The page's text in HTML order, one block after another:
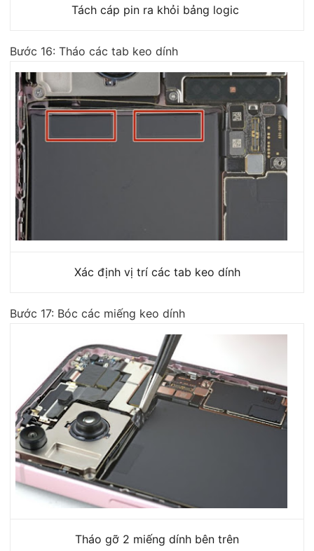
Tách cáp pin ra khỏi bảng logic
Bước 16: Tháo các tab keo dính
Xác định vị trí các tab keo dính
Bước 17: Bóc các miếng keo dính
Tháo gỡ 2 miếng dính bên trên